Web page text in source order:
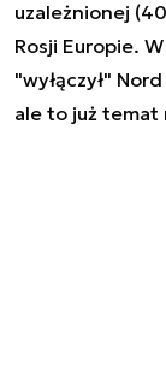
uzależnionej
Rosji Europie.
"wyłączył"
ale to już temat